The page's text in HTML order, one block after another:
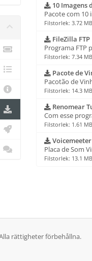
10 Imagens
Pacote com 10
Filstorlek: 3.72 MB
FileZilla FTP
Programa FTP
Filstorlek: 7.34 MB
Pacote de
Pacotão de
Filstorlek: 14.3 MB
Renomear
Com esse
Filstorlek: 1.61 MB
Voicemeeter
Placa de Som
Filstorlek: 13.1 MB
rättigheter förbehållna.